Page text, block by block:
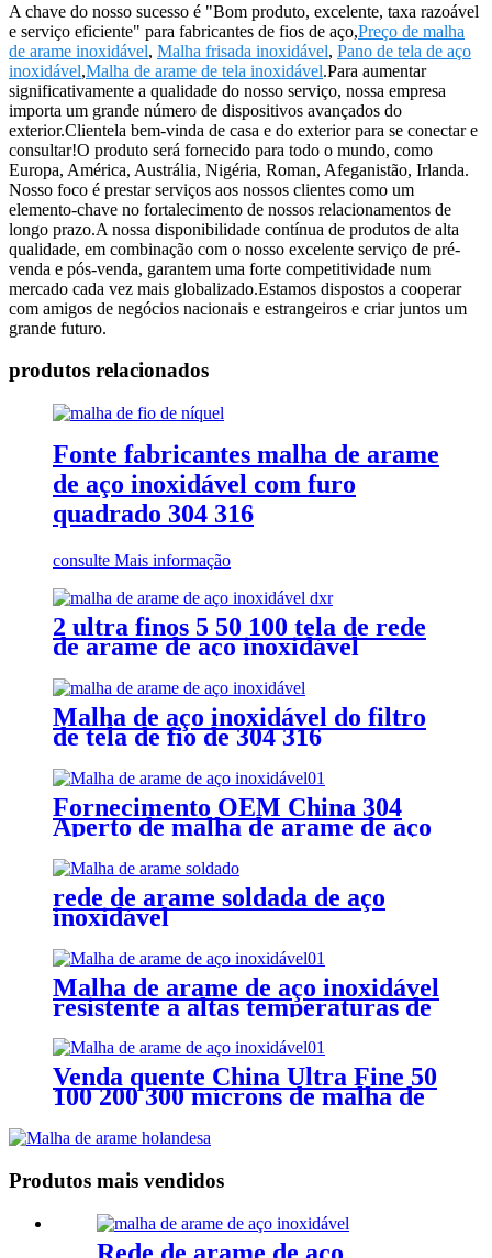
A chave do nosso sucesso é "Bom produto, excelente, taxa razoável
e serviço eficiente" para fabricantes de fios de aço,Preço de malha
de arame inoxidável, Malha frisada inoxidável, Pano de tela de aço
inoxidável,Malha de arame de tela inoxidável.Para aumentar
significativamente a qualidade do nosso serviço, nossa empresa
importa um grande número de dispositivos avançados do
exterior.Clientela bem-vinda de casa e do exterior para se conectar e
consultar!O produto será fornecido para todo o mundo, como
Europa, América, Austrália, Nigéria, Roman, Afeganistão, Irlanda.
Nosso foco é prestar serviços aos nossos clientes como um
elemento-chave no fortalecimento de nossos relacionamentos de
longo prazo.A nossa disponibilidade contínua de produtos de alta
qualidade, em combinação com o nosso excelente serviço de pré-
venda e pós-venda, garantem uma forte competitividade num
mercado cada vez mais globalizado.Estamos dispostos a cooperar
com amigos de negócios nacionais e estrangeiros e criar juntos um
grande futuro.
produtos relacionados
Fonte fabricantes malha de arame
de aço inoxidável com furo
quadrado 304 316
consulte Mais informação
2 ultra finos 5 50 100 tela de rede
de arame de aço inoxidável
porosa de 120 mícrons
Malha de aço inoxidável do filtro
de tela de fio de 304 316
inoxidável
Fornecimento OEM China 304
Aperto de malha de arame de aço
inoxidável, Aperto de suporte de
cabo para.63-.Cabo de 74"
rede de arame soldada de aço
inoxidável
Malha de arame de aço inoxidável
resistente a altas temperaturas de
alta qualidade de fábrica ODM
Venda quente China Ultra Fine 50
100 200 300 mícrons de malha de
inoxidável
Produtos mais vendidos
Rede de arame de aço